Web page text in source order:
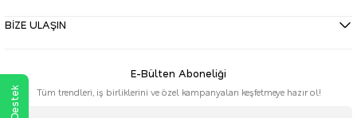
BİZE ULAŞIN
E-Bülten Aboneliği
Tüm trendleri, iş birliklerini ve özel kampanyaları keşfetmeye hazır ol!